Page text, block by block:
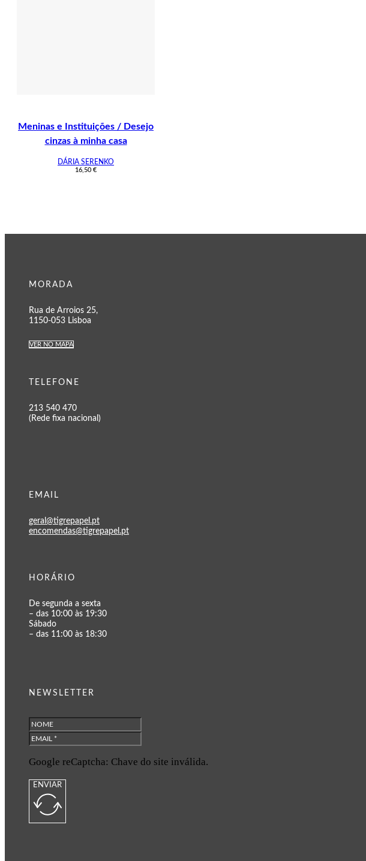
Meninas e Instituições / Desejo
cinzas à minha casa
DÁRIA SERENKO
16,50 €
MORADA
Rua de Arroios 25,
1150-053 Lisboa
VER NO MAPA
TELEFONE
213 540 470
(Rede fixa nacional)
EMAIL
geral@tigrepapel.pt
encomendas@tigrepapel.pt
HORÁRIO
De segunda a sexta
– das 10:00 às 19:30
Sábado
– das 11:00 às 18:30
NEWSLETTER
Google reCaptcha: Chave do site inválida.
ENVIAR